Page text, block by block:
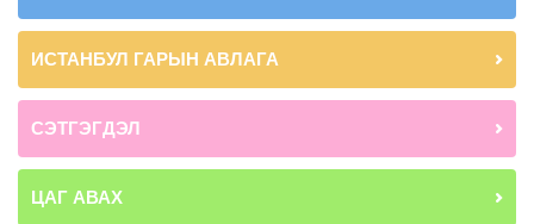
ИСТАНБУЛ ГАРЫН АВЛАГА
СЭТГЭГДЭЛ
ЦАГ АВАХ